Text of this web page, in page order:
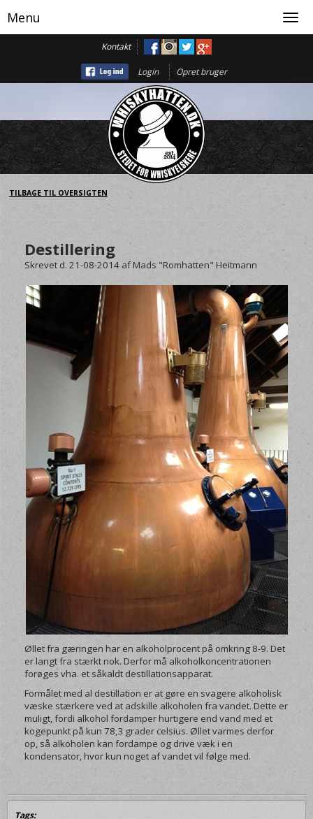
Kontakt
Login Opret bruger
Menu
TILBAGE TIL OVERSIGTEN
Destillering
Skrevet d. 21-08-2014 afMads "Romhatten" Heitmann
Øllet fra gæringen har en alkoholprocent på omkring 8-9. Det
er langt fra stærkt nok. Derfor må alkoholkoncentrationen
forøges vha. et såkaldt destillationsapparat.
Formålet med al destillation er at gøre en svagere alkoholisk
væske stærkere ved at adskille alkoholen fra vandet. Dette er
muligt, fordi alkohol fordamper hurtigere end vand med et
kogepunkt på kun 78,3 grader celsius. Øllet varmes derfor
op, så alkoholen kan fordampe og drive væk i en
kondensator, hvor kun noget af vandet vil følge med.
Tags: